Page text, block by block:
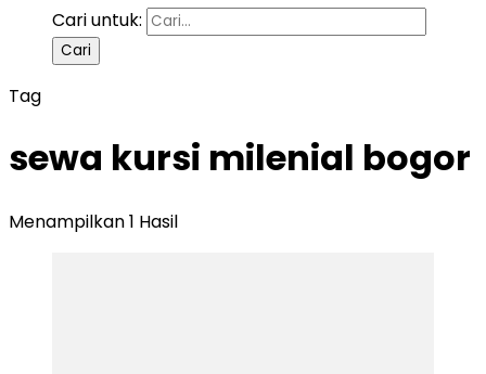
Cari untuk:
Tag
sewa kursi milenial bogor
Menampilkan 1 Hasil